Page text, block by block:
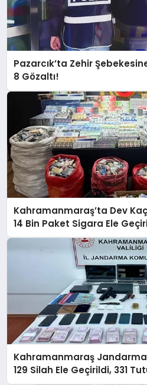
Pazarcık’ta Zehir
8 Gözaltı!
Kahramanmaraş’ta Dev
14 Bin Paket Sigara Ele
Kahramanmaraş
129 Silah Ele Geçirildi, 331